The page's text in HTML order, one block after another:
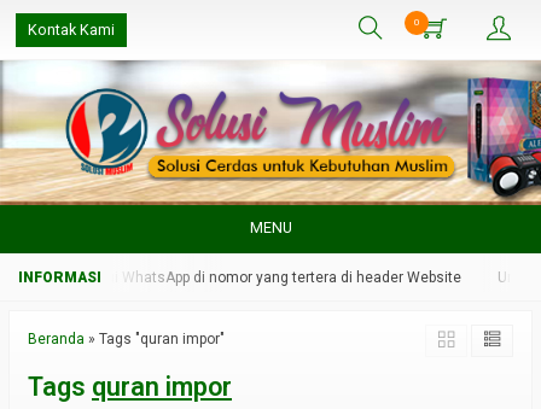
Kontak Kami 0
MENU
kami melalui WhatsApp di nomor yang tertera di header Website Untuk
Beranda » Tags "quran impor"
Tags quran impor